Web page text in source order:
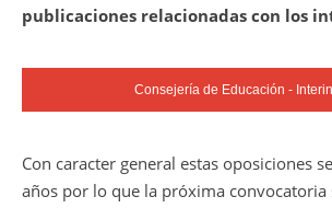
publicaciones relacionadas con los
Consejería de Educación -
Con caracter general estas oposiciones
años por lo que la próxima convocatoria